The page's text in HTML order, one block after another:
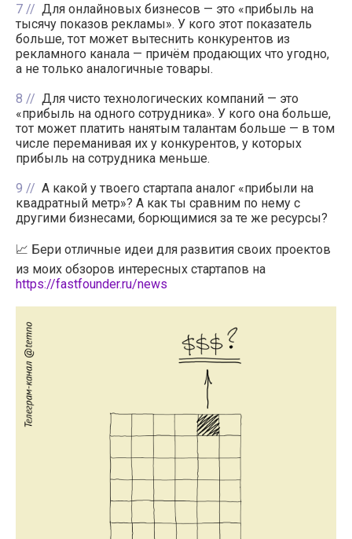
7
Для онлайновых бизнесов — это «прибыль на
тысячу показов рекламы». У кого этот показатель
больше, тот может вытеснить конкурентов из
рекламного канала — причём продающих что угодно,
а не только аналогичные товары.
8
Для чисто технологических компаний — это
«прибыль на одного сотрудника». У кого она больше,
тот может платить нанятым талантам больше — в том
числе переманивая их у конкурентов, у которых
прибыль на сотрудника меньше.
9
А какой у твоего стартапа аналог «прибыли на
квадратный метр»? А как ты сравним по нему с
другими бизнесами, борющимися за те же ресурсы?
📈 Бери отличные идеи для развития своих проектов
из моих обзоров интересных стартапов на
https://fastfounder.ru/news